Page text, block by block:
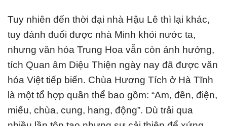
Tuy nhiên đến thời đại nhà Hậu Lê thì lại khác,
tuy đánh đuổi được nhà Minh khỏi nước ta,
nhưng văn hóa Trung Hoa vẫn còn ảnh hưởng,
tích Quan âm Diệu Thiện ngày nay đã được văn
hóa Việt tiếp biến. Chùa Hương Tích ở Hà Tĩnh
là một tổ hợp quần thể bao gồm: “Am, đền, điện,
miếu, chùa, cung, hang, động”. Dù trải qua